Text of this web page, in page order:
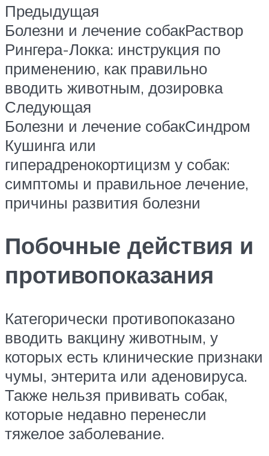
Предыдущая
Болезни и лечение собакРаствор
Рингера-Локка: инструкция по
применению, как правильно
вводить животным, дозировка
Следующая
Болезни и лечение собакСиндром
Кушинга или
гиперадренокортицизм у собак:
симптомы и правильное лечение,
причины развития болезни
Побочные действия и
противопоказания
Категорически противопоказано
вводить вакцину животным, у
которых есть клинические признаки
чумы, энтерита или аденовируса.
Также нельзя прививать собак,
которые недавно перенесли
тяжелое заболевание.